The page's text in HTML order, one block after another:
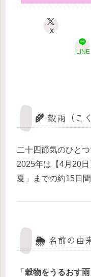
X
LINE
🌾 穀雨（こ
二十四節気のひとつ
2025年は【4月20
夏」までの約15日間
🌦️ 名前の由
「 穀物をうるおす雨